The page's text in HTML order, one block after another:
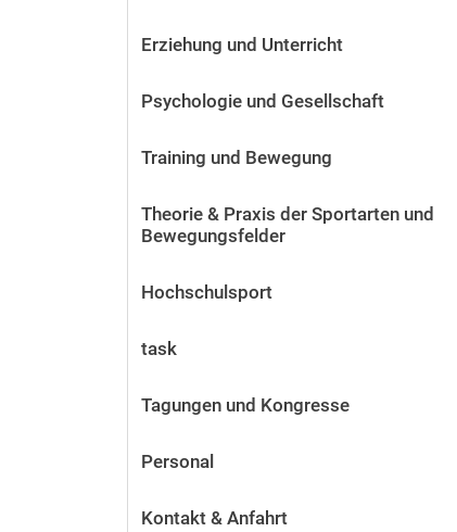
Erziehung und Unterricht
Psychologie und Gesellschaft
Training und Bewegung
Theorie & Praxis der Sportarten und
Bewegungsfelder
Hochschulsport
task
Tagungen und Kongresse
Personal
Kontakt & Anfahrt